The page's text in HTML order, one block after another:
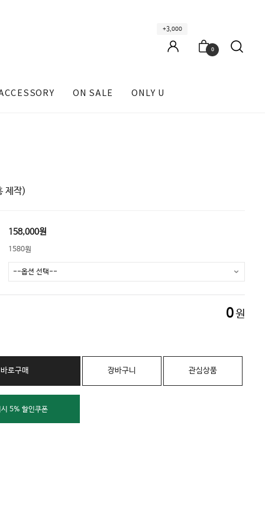
+3,000
0
ON SALE ONLY U
제작)
158,000원
1580원
0원
바로구매 장바구니 관심상품